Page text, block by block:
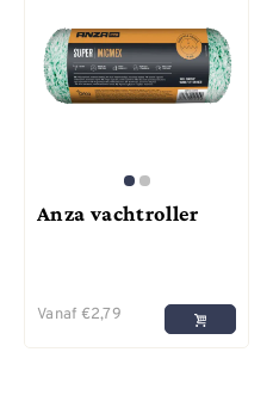
Anza vachtroller
Vanaf €2,79